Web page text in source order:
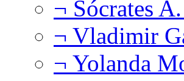
¬ Sócrates
¬ Vladimir
¬ Yolanda